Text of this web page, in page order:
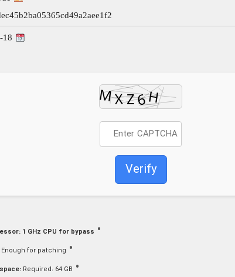
Verify
1 GHz CPU for bypass
Enough for patching
Required: 64 GB